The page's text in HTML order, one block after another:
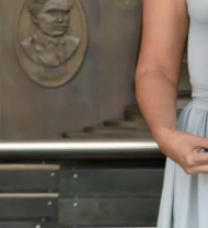
decisiva en su
estrategia de cercanía
Roo busca garantizar
izquierda de cara a los
institucional se
establecidos,
representación
Fuente: 5to Poder